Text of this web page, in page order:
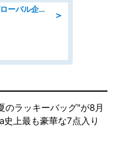
＞
09月開始/「土日祝休み」グローバル企業での産業保健のお仕事/保健師/高時給/残業なし/服装自由
のラッキーバッグ"が8月
上最も豪華な7点入り